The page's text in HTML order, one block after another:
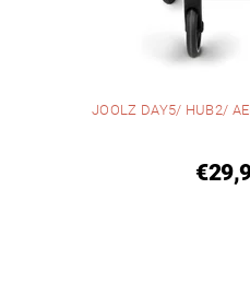
JOOLZ DAY5/ HUB2/